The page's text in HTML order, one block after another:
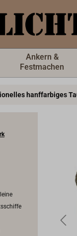
Ankern &
Festmachen
hanffarbiges